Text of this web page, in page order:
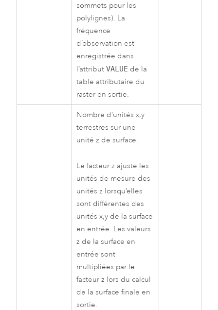
sommets pour les
polylignes). La
fréquence
d’observation est
enregistrée dans
l’attribut VALUE de la
table attributaire du
raster en sortie.
Nombre d’unités x,y
terrestres sur une
unité z de surface.
Le facteur z ajuste les
unités de mesure des
unités z lorsqu’elles
sont différentes des
unités x,y de la surface
en entrée. Les valeurs
z de la surface en
entrée sont
multipliées par le
facteur z lors du calcul
de la surface finale en
sortie.